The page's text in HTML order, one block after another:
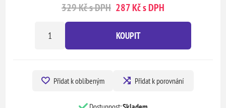
329 Kč s DPH 287 Kč s DPH
KOUPIT
Přidat k oblíbeným Přidat k porovnání